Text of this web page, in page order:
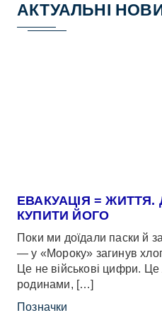
АКТУАЛЬНІ
ЕВАКУАЦІЯ =
КУПИТИ ЙОГО
Поки ми доїдали паски й
— у «Мороку» загинув
Це не військові цифри.
родинами, […]
Позначки